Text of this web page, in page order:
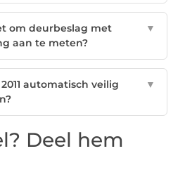
om deurbeslag met
aan te meten?
▼
automatisch veilig
▼
Deel hem